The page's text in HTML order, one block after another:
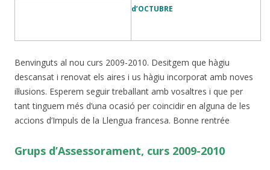
d’OCTUBRE
Benvinguts al nou curs 2009-2010. Desitgem que hàgiu
descansat i renovat els aires i us hàgiu incorporat amb noves
il·lusions. Esperem seguir treballant amb vosaltres i que per
tant tinguem més d’una ocasió per coincidir en alguna de les
accions d’Impuls de la Llengua francesa. Bonne rentrée
Grups d’Assessorament, curs 2009-2010